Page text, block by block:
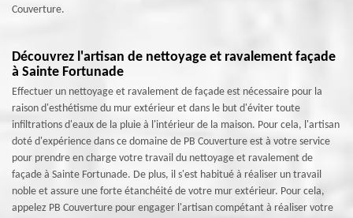
Couverture.
Découvrez l'artisan de nettoyage et ravalement façade
à Sainte Fortunade
Effectuer un nettoyage et ravalement de façade est nécessaire pour la
raison d'esthétisme du mur extérieur et dans le but d'éviter toute
infiltrations d'eaux de la pluie à l'intérieur de la maison. Pour cela, l'artisan
doté d'expérience dans ce domaine de PB Couverture est à votre service
pour prendre en charge votre travail du nettoyage et ravalement de
façade à Sainte Fortunade. De plus, il s'est habitué à réaliser un travail
noble et assure une forte étanchéité de votre mur extérieur. Pour cela,
appelez PB Couverture pour engager l'artisan compétant à réaliser votre